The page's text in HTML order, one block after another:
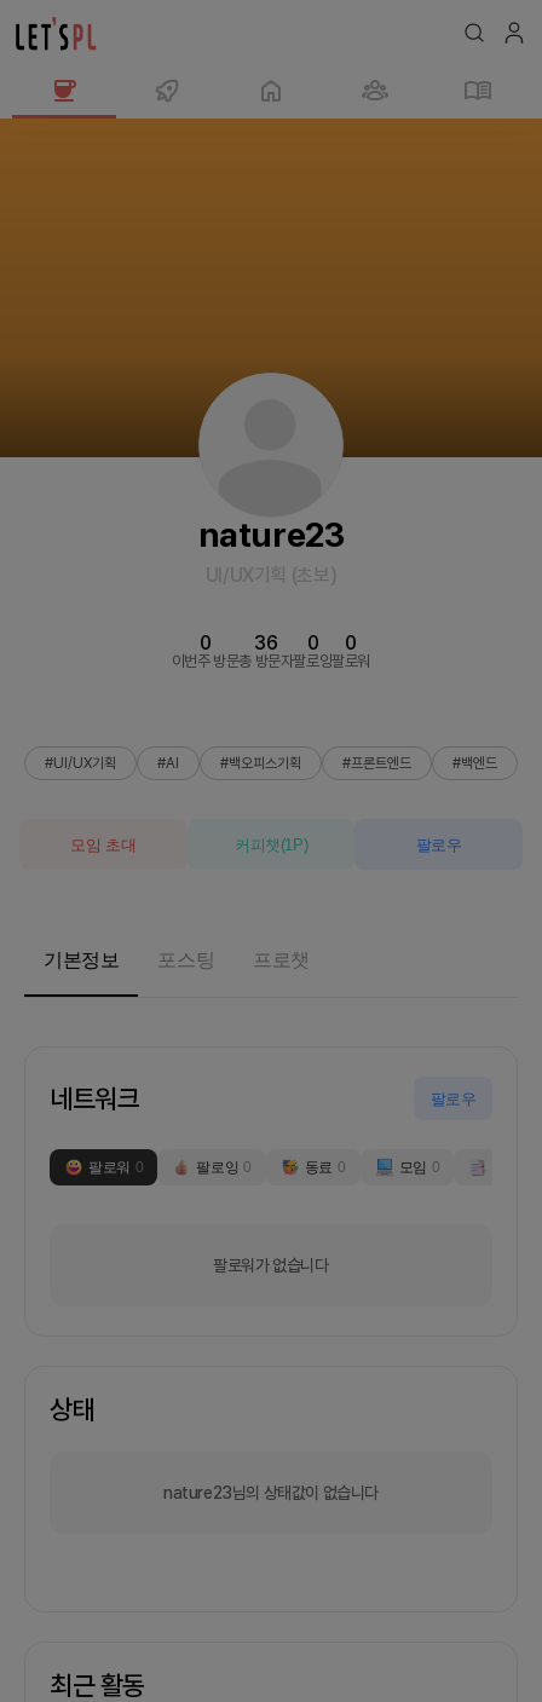
nature23
UI/UX기획 (초보)
이번주 방문
0
총 방문자
36
팔로잉
0
팔로워
0
#UI/UX기획 #AI #백오피스기획 #프론트엔드 #백엔드
모임 초대 커피챗 (1 P) 팔로우
기본정보 포스팅 프로챗
네트워크 팔로우
팔로워 0 팔로잉 0 동료 0 모임 0
팔로워가 없습니다
상태
nature23님의 상태값이 없습니다
최근 활동